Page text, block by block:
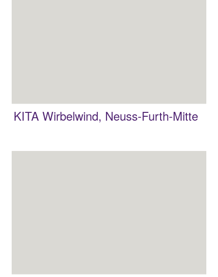
KITA Wirbelwind, Neuss-Furth-Mitte